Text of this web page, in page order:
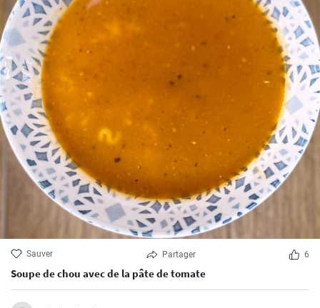
Sauver Partager 6
Soupe de chou avec de la pâte de tomate